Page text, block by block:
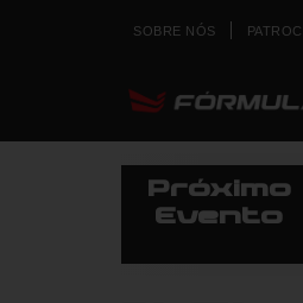
SOBRE NÓS
Próximo
Evento